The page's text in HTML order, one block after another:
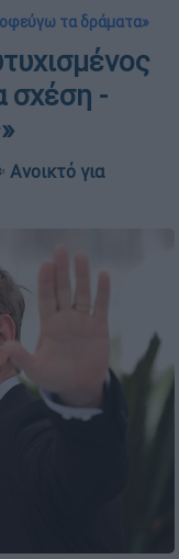
τα δράματα»
σχέση -
Ανοικτό για